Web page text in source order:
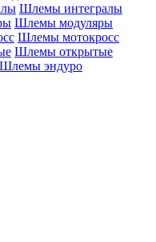
Шлемы интегралы
Шлемы модуляры
Шлемы мотокросс
Шлемы открытые
Шлемы эндуро